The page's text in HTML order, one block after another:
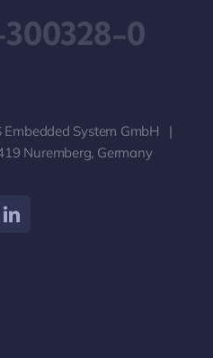
0
System GmbH |
Nuremberg, Germany